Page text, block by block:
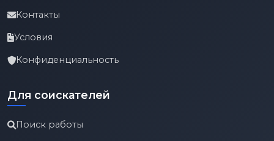
Контакты
Условия
Конфиденциальность
Для соискателей
Поиск работы